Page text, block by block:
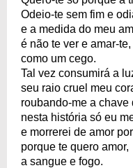
Odeio-te sem fim e
e a medida do meu
é não te ver e amar-te,
como um cego.
Tal vez consumirá a
seu raio cruel meu
roubando-me a chave
nesta história só eu
e morrerei de amor
porque te quero amor,
a sangue e fogo.